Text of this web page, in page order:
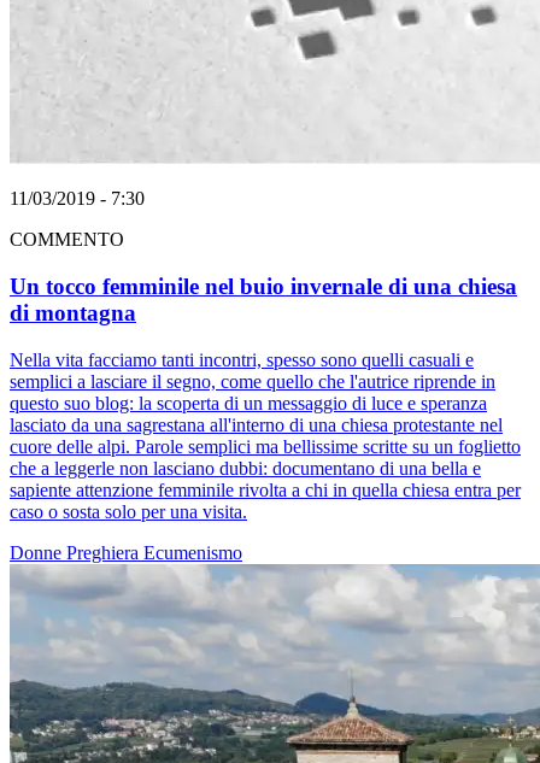
11/03/2019 - 7:30
COMMENTO
Un tocco femminile nel buio invernale di una chiesa
di montagna
Nella vita facciamo tanti incontri, spesso sono quelli casuali e
semplici a lasciare il segno, come quello che l'autrice riprende in
questo suo blog: la scoperta di un messaggio di luce e speranza
lasciato da una sagrestana all'interno di una chiesa protestante nel
cuore delle alpi. Parole semplici ma bellissime scritte su un foglietto
che a leggerle non lasciano dubbi: documentano di una bella e
sapiente attenzione femminile rivolta a chi in quella chiesa entra per
caso o sosta solo per una visita.
Donne Preghiera Ecumenismo